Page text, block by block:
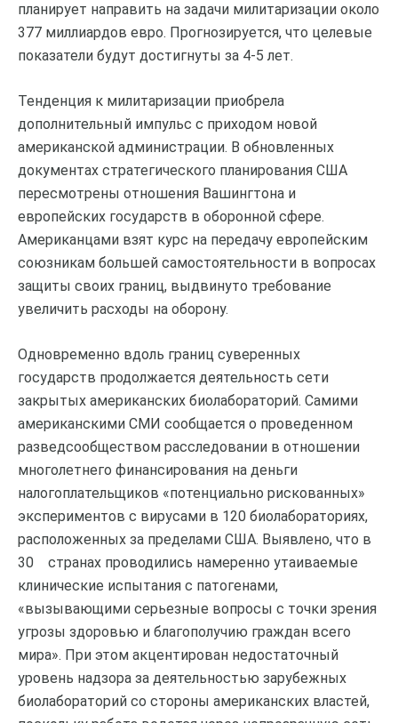
планирует направить на задачи милитаризации около
377 миллиардов евро. Прогнозируется, что целевые
показатели будут достигнуты за 4-5 лет.
Тенденция к милитаризации приобрела
дополнительный импульс с приходом новой
американской администрации. В обновленных
документах стратегического планирования США
пересмотрены отношения Вашингтона и
европейских государств в оборонной сфере.
Американцами взят курс на передачу европейским
союзникам большей самостоятельности в вопросах
защиты своих границ, выдвинуто требование
увеличить расходы на оборону.
Одновременно вдоль границ суверенных
государств продолжается деятельность сети
закрытых американских биолабораторий. Самими
американскими СМИ сообщается о проведенном
разведсообществом расследовании в отношении
многолетнего финансирования на деньги
налогоплательщиков «потенциально рискованных»
экспериментов с вирусами в 120 биолабораториях,
расположенных за пределами США. Выявлено, что в
30 странах проводились намеренно утаиваемые
клинические испытания с патогенами,
«вызывающими серьезные вопросы с точки зрения
угрозы здоровью и благополучию граждан всего
мира». При этом акцентирован недостаточный
уровень надзора за деятельностью зарубежных
биолабораторий со стороны американских властей,